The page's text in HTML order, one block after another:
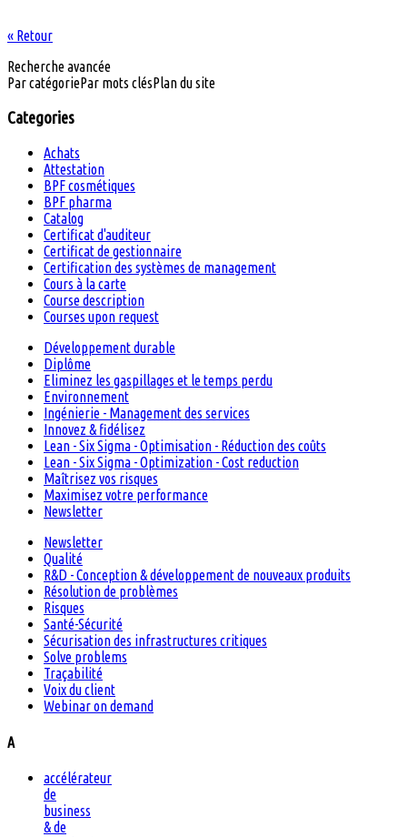
« Retour
Recherche avancée
Par catégoriePar mots clésPlan du site
Categories
Achats
Attestation
BPF cosmétiques
BPF pharma
Catalog
Certificat d'auditeur
Certificat de gestionnaire
Certification des systèmes de management
Cours à la carte
Course description
Courses upon request
Développement durable
Diplôme
Eliminez les gaspillages et le temps perdu
Environnement
Ingénierie - Management des services
Innovez & fidélisez
Lean - Six Sigma - Optimisation - Réduction des coûts
Lean - Six Sigma - Optimization - Cost reduction
Maîtrisez vos risques
Maximisez votre performance
Newsletter
Newsletter
Qualité
R&D - Conception & développement de nouveaux produits
Résolution de problèmes
Risques
Santé-Sécurité
Sécurisation des infrastructures critiques
Solve problems
Traçabilité
Voix du client
Webinar on demand
A
accélérateur
de
business
& de